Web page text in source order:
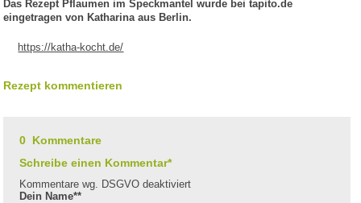
Das Rezept Pflaumen im Speckmantel wurde bei tapito.de
eingetragen von Katharina aus Berlin.
https://katha-kocht.de/
Rezept kommentieren
0 Kommentare
Schreibe einen Kommentar*
Kommentare wg. DSGVO deaktiviert
Dein Name**